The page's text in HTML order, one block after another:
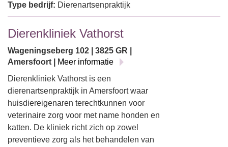
Type bedrijf: Dierenartsenpraktijk
Dierenkliniek Vathorst
Wageningseberg 102 | 3825 GR |
Amersfoort |
Meer informatie
Dierenkliniek Vathorst is een
dierenartsenpraktijk in Amersfoort waar
huisdiereigenaren terechtkunnen voor
veterinaire zorg voor met name honden en
katten. De kliniek richt zich op zowel
preventieve zorg als het behandelen van